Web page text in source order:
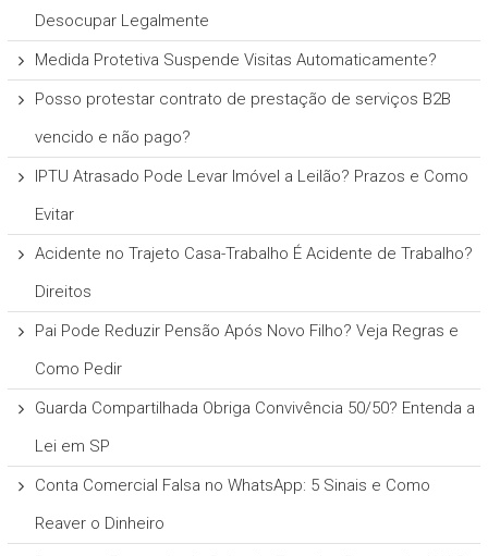
Desocupar Legalmente
Medida Protetiva Suspende Visitas Automaticamente?
Posso protestar contrato de prestação de serviços B2B
vencido e não pago?
IPTU Atrasado Pode Levar Imóvel a Leilão? Prazos e Como
Evitar
Acidente no Trajeto Casa-Trabalho É Acidente de Trabalho?
Direitos
Pai Pode Reduzir Pensão Após Novo Filho? Veja Regras e
Como Pedir
Guarda Compartilhada Obriga Convivência 50/50? Entenda a
Lei em SP
Conta Comercial Falsa no WhatsApp: 5 Sinais e Como
Reaver o Dinheiro